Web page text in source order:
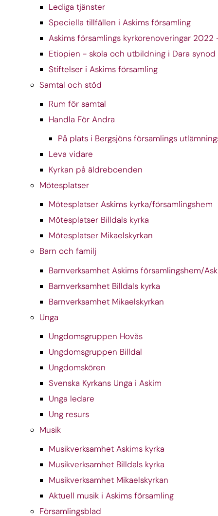
Lediga tjänster
Speciella tillfällen i Askims församling
Askims församlings kyrkorenoveringar 2022
Etiopien - skola och utbildning i Dara synod
Stiftelser i Askims församling
Samtal och stöd
Rum för samtal
Handla För Andra
På plats i Bergsjöns församlings
Leva vidare
Kyrkan på äldreboenden
Mötesplatser
Mötesplatser Askims kyrka/församlingshem
Mötesplatser Billdals kyrka
Mötesplatser Mikaelskyrkan
Barn och familj
Barnverksamhet Askims församlingshem/
Barnverksamhet Billdals kyrka
Barnverksamhet Mikaelskyrkan
Unga
Ungdomsgruppen Hovås
Ungdomsgruppen Billdal
Ungdomskören
Svenska Kyrkans Unga i Askim
Unga ledare
Ung resurs
Musik
Musikverksamhet Askims kyrka
Musikverksamhet Billdals kyrka
Musikverksamhet Mikaelskyrkan
Aktuell musik i Askims församling
Församlingsblad